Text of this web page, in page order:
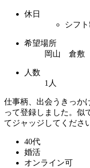
休日
シフト
希望場所
岡山 倉敷
人数
1人
仕事柄、出会うきっか
って登録しました。似
てジャッジしてくださ
40代
婚活
オンライン可